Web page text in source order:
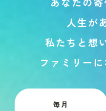
人生が
私た ち と 想
フ ァ ミ リ ーに
毎月